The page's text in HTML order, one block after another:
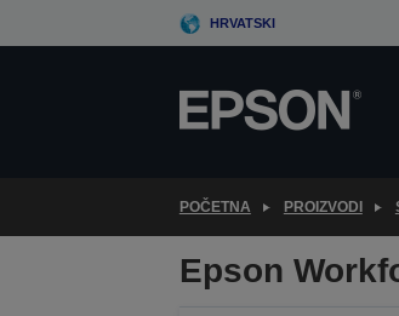
to
HRVATSKI
POČETNA PROIZVODI
Epson